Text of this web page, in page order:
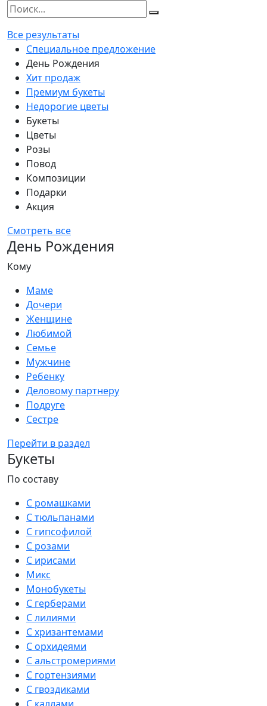
Все результаты
Специальное предложение
День Рождения
Хит продаж
Премиум букеты
Недорогие цветы
Букеты
Цветы
Розы
Повод
Композиции
Подарки
Акция
Смотреть все
День Рождения
Кому
Маме
Дочери
Женщине
Любимой
Семье
Мужчине
Ребенку
Деловому партнеру
Подруге
Сестре
Перейти в раздел
Букеты
По составу
С ромашками
С тюльпанами
С гипсофилой
С розами
С ирисами
Микс
Монобукеты
С герберами
С лилиями
С хризантемами
С орхидеями
С альстромериями
С гортензиями
С гвоздиками